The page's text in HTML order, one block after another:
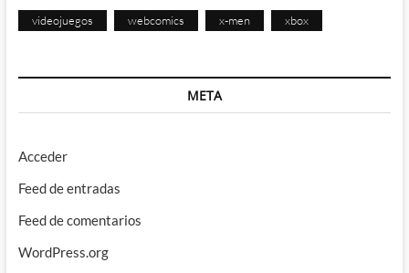
videojuegos webcomics x-men xbox
META
Acceder
Feed de entradas
Feed de comentarios
WordPress.org